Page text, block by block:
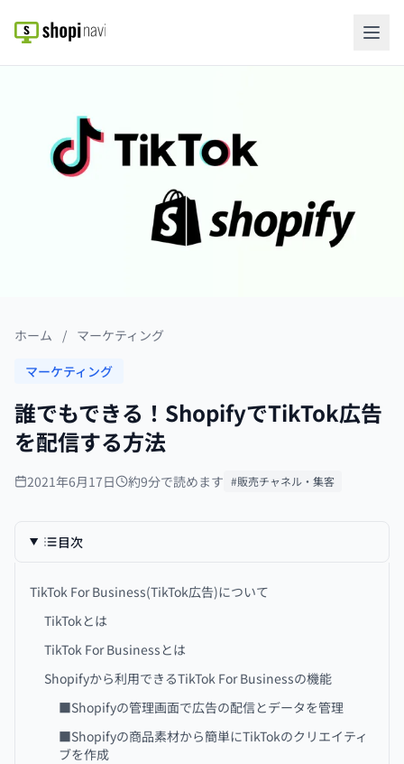
ホーム / マーケティング
マーケティング
誰でもできる！ShopifyでTikTok広告
を配信する方法
2021年6月17日 約9分で読めます #販売チャネル・集客
目次
TikTok For Business(TikTok広告)について
TikTokとは
TikTok For Businessとは
Shopifyから利用できるTikTok For Businessの機能
■Shopifyの管理画面で広告の配信とデータを管理
■Shopifyの商品素材から簡単にTikTokのクリエイティ
ブを作成